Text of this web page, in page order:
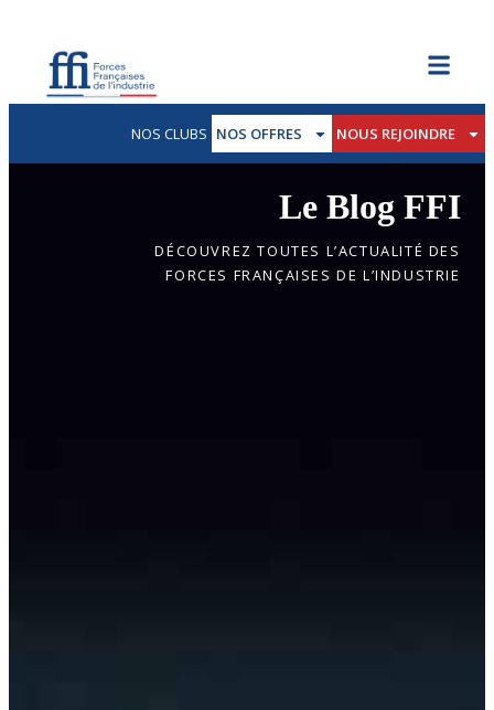
NOS CLUBS NOS OFFRES NOUS REJOINDRE
Le Blog FFI
DÉCOUVREZ TOUTES L’ACTUALITÉ DES
FORCES FRANÇAISES DE L’INDUSTRIE